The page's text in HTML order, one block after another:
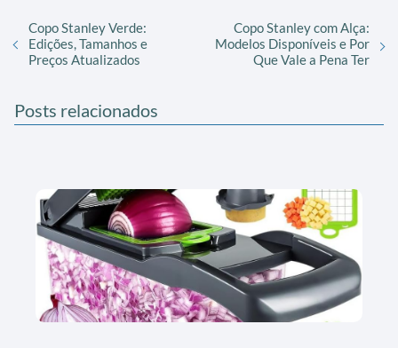
Copo Stanley Verde:
Edições, Tamanhos e
Preços Atualizados
Copo Stanley com Alça:
Modelos Disponíveis e Por
Que Vale a Pena Ter
Posts relacionados